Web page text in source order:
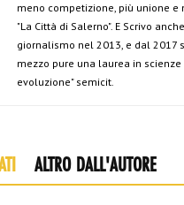
meno competizione, più unione
"La Città di Salerno". E Scrivo
giornalismo nel 2013, e dal 2017
mezzo pure una laurea in
evoluzione" semicit.
ALTRO DALL'AUTORE